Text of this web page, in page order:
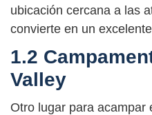
ubicación cercana a las
convierte en un
1.2
Valley
Otro lugar para acampar